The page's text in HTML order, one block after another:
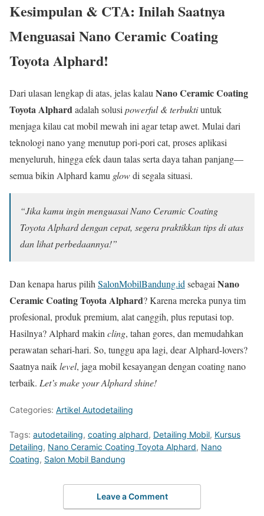
Kesimpulan & CTA: Inilah Saatnya
Menguasai Nano Ceramic Coating
Toyota Alphard!
Dari ulasan lengkap di atas, jelas kalau Nano Ceramic Coating
Toyota Alphardadalah solusi powerful & terbuktiuntuk
menjaga kilau cat mobil mewah ini agar tetap awet. Mulai dari
teknologi nano yang menutup pori-pori cat, proses aplikasi
menyeluruh, hingga efek daun talas serta daya tahan panjang—
semua bikin Alphard kamu glowdi segala situasi.
“Jika kamu ingin menguasai Nano Ceramic Coating
Toyota Alphard dengan cepat, segera praktikkan tips di atas
dan lihat perbedaannya!”
Dan kenapa harus pilih SalonMobilBandung.id sebagai Nano
Ceramic Coating Toyota Alphard? Karena mereka punya tim
profesional, produk premium, alat canggih, plus reputasi top.
Hasilnya? Alphard makin cling, tahan gores, dan memudahkan
perawatan sehari-hari. So, tunggu apa lagi, dear Alphard-lovers?
Saatnya naiklevel, jaga mobil kesayangan dengan coating nano
terbaik. Let’s make your Alphard shine!
Categories: Artikel Autodetailing
Tags: autodetailing, coating alphard, Detailing Mobil, Kursus
Detailing, Nano Ceramic Coating Toyota Alphard, Nano
Coating, Salon Mobil Bandung
Leave a Comment